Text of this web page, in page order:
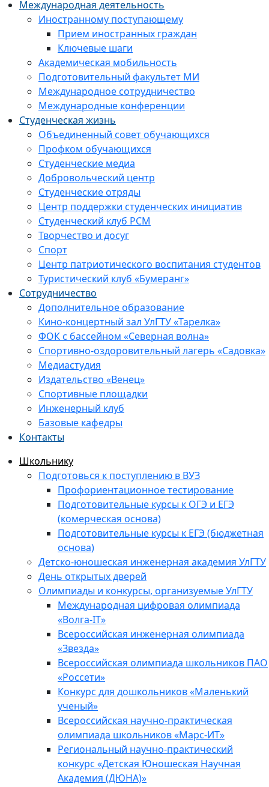
Международная деятельность
Иностранному поступающему
Прием иностранных граждан
Ключевые шаги
Академическая мобильность
Подготовительный факультет МИ
Международное сотрудничество
Международные конференции
Студенческая жизнь
Объединенный совет обучающихся
Профком обучающихся
Студенческие медиа
Добровольческий центр
Студенческие отряды
Центр поддержки студенческих инициатив
Студенческий клуб РСМ
Творчество и досуг
Спорт
Центр патриотического воспитания студентов
Туристический клуб «Бумеранг»
Сотрудничество
Дополнительное образование
Кино-концертный зал УлГТУ «Тарелка»
ФОК с бассейном «Северная волна»
Спортивно-оздоровительный лагерь «Садовка»
Медиастудия
Издательство «Венец»
Спортивные площадки
Инженерный клуб
Базовые кафедры
Контакты
Школьнику
Подготовься к поступлению в ВУЗ
Профориентационное тестирование
Подготовительные курсы к ОГЭ и ЕГЭ
(комерческая основа)
Подготовительные курсы к ЕГЭ (бюджетная
основа)
Детско-юношеская инженерная академия УлГТУ
День открытых дверей
Олимпиады и конкурсы, организуемые УлГТУ
Международная цифровая олимпиада
«Волга-IT»
Всероссийская инженерная олимпиада
«Звезда»
Всероссийская олимпиада школьников ПАО
«Россети»
Конкурс для дошкольников «Маленький
ученый»
Всероссийская научно-практическая
олимпиада школьников «Марс-ИТ»
Региональный научно-практический
конкурс «Детская Юношеская Научная
Академия (ДЮНА)»